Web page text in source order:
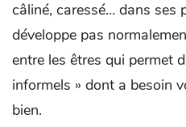
câliné, caressé… dans ses
développe pas
entre les êtres qui permet
informels » dont a besoin
bien.